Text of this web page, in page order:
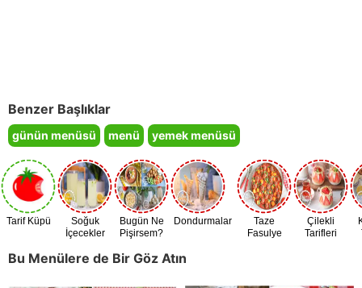
Benzer Başlıklar
günün menüsü menü yemek menüsü
Tarif Küpü
Soğuk
İçecekler
Bugün Ne
Pişirsem?
Dondurmalar
Taze
Fasulye
Çilekli
Tarifleri
Bu Menülere de Bir Göz Atın